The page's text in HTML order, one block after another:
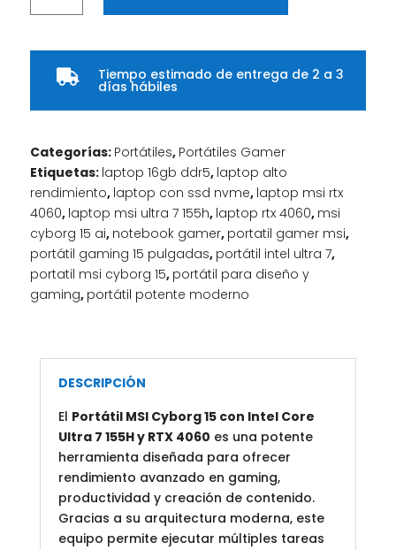
Cyborg
Ultra
/
4060
/
16GB
DDR5
cantidad
 Tiempo estimado de entrega de 2 a 3
días hábiles
Categorías: Portátiles, Portátiles Gamer
Etiquetas: laptop 16gb ddr5, laptop alto
rendimiento, laptop con ssd nvme, laptop msi rtx
4060, laptop msi ultra 7 155h, laptop rtx 4060, msi
cyborg 15 ai, notebook gamer, portatil gamer msi,
portátil gaming 15 pulgadas, portátil intel ultra 7,
portatil msi cyborg 15, portátil para diseño y
gaming, portátil potente moderno
DESCRIPCIÓN
El Portátil MSI Cyborg 15 con Intel Core
Ultra 7 155H y RTX 4060 es una potente
herramienta diseñada para ofrecer
rendimiento avanzado en gaming,
productividad y creación de contenido.
Gracias a su arquitectura moderna, este
equipo permite ejecutar múltiples tareas